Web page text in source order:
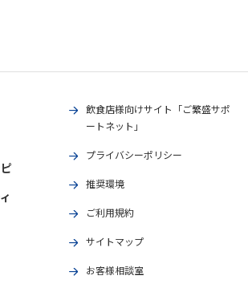
飲食店様向けサイト「ご繁盛サポ
ートネット」
プライバシーポリシー
推奨環境
ご利用規約
サイトマップ
お客様相談室